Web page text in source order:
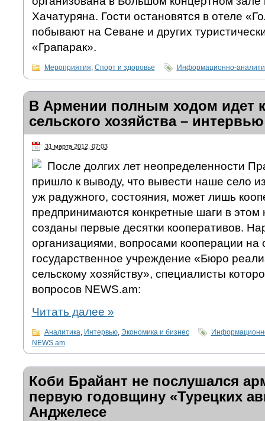
Хачатуряна. Гости остановятся в отеле
побывают на Севане и других
«Грапарак».
Мероприятия Спорт и здоровье Информационно-
В Армении полным ходом идет
сельского хозяйства – интервью
31 марта 2012, 07:03
После долгих лет неопределенности
пришло к выводу, что вывести наше село
уж радужного, состояния, может лишь
предпринимаются конкретные шаги в этом
созданы первые десятки кооперативов.
организациями, вопросами кооперации на
государственное учреждение «Бюро
сельскому хозяйству», специалисты
вопросов NEWS.am:
Читать далее »
Аналитика, Интервью, Экономика и бизнес
NEWS.am
Коби Брайант не послушался
первую годовщину «Турецких
Анджелесе